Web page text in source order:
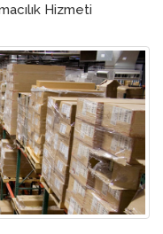
Hizmeti